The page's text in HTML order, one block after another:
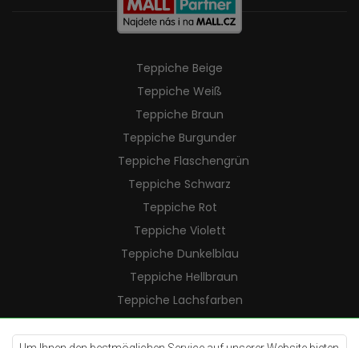
Teppiche Beige
Teppiche Weiß
Teppiche Braun
Teppiche Burgunder
Teppiche Flaschengrün
Teppiche Schwarz
Teppiche Rot
Teppiche Violett
Teppiche Dunkelblau
Teppiche Hellbraun
Teppiche Lachsfarben
Teppiche Cremefarben